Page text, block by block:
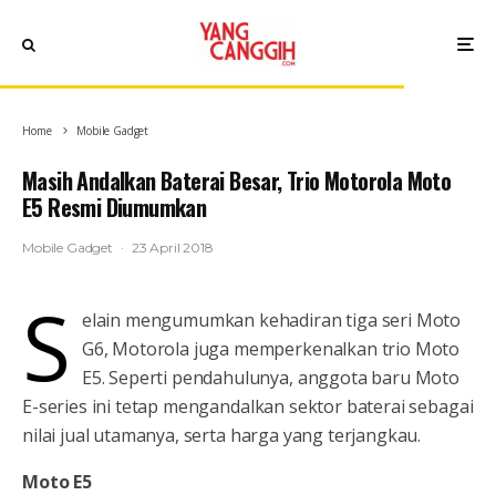
Home Mobile Gadget
Masih Andalkan Baterai Besar, Trio Motorola Moto
E5 Resmi Diumumkan
Mobile Gadget · 23 April 2018
S
elain mengumumkan kehadiran tiga seri Moto
G6, Motorola juga memperkenalkan trio Moto
E5. Seperti pendahulunya, anggota baru Moto
E-series ini tetap mengandalkan sektor baterai sebagai
nilai jual utamanya, serta harga yang terjangkau.
Moto E5